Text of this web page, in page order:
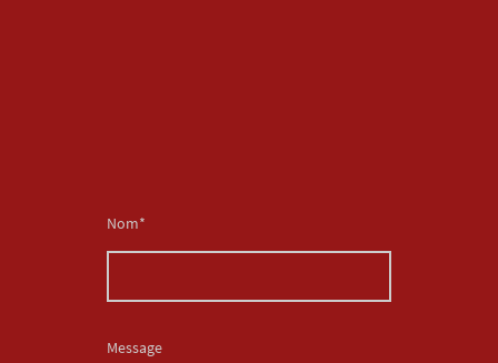
Nom*
Message